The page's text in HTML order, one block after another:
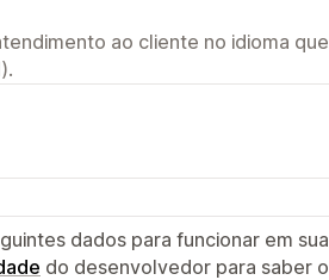
ao cliente no idioma que
dados para funcionar em sua
do desenvolvedor para saber o